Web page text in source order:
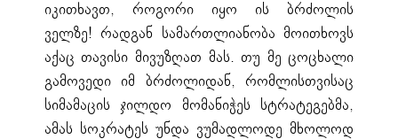
იკითხავთ, როგორი იყო ის ბრძოლის
ველზე! რადგან სამართლიანობა მოითხოვს
აქაც თავისი მივუზღათ მას. თუ მე ცოცხალი
გამოვედი იმ ბრძოლიდან, რომლისთვისაც
სიმამაცის ჯილდო მომანიჭეს სტრატეგებმა,
ამას სოკრატეს უნდა ვუმადლოდე მხოლოდ